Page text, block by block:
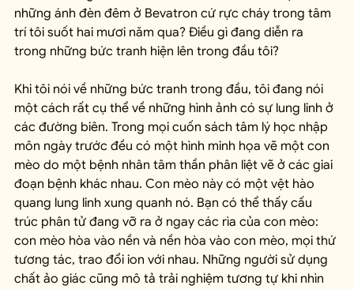
những ánh đèn đêm ở Bevatron cứ rực cháy trong tâm
trí tôi suốt hai mươi năm qua? Điều gì đang diễn ra
trong những bức tranh hiện lên trong đầu tôi?
Khi tôi nói về những bức tranh trong đầu, tôi đang nói
một cách rất cụ thể về những hình ảnh có sự lung linh ở
các đường biên. Trong mọi cuốn sách tâm lý học nhập
môn ngày trước đều có một hình minh họa vẽ một con
mèo do một bệnh nhân tâm thần phân liệt vẽ ở các giai
đoạn bệnh khác nhau. Con mèo này có một vệt hào
quang lung linh xung quanh nó. Bạn có thể thấy cấu
trúc phân tử đang vỡ ra ở ngay các rìa của con mèo:
con mèo hòa vào nền và nền hòa vào con mèo, mọi thứ
tương tác, trao đổi ion với nhau. Những người sử dụng
chất ảo giác cũng mô tả trải nghiệm tương tự khi nhìn